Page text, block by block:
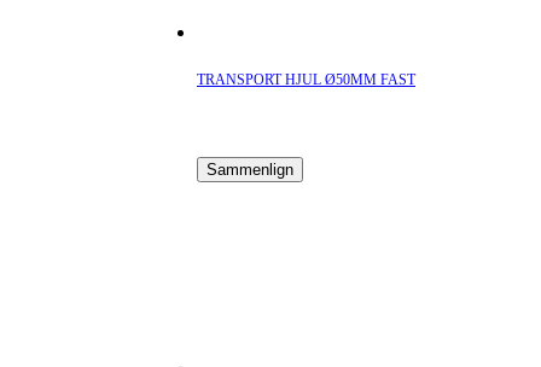
TRANSPORT HJUL Ø50MM FAST
Sammenlign